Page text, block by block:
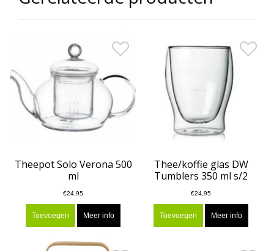
Theepot Solo Verona 500
ml
€24,95
Toevoegen Meer info
Thee/koffie glas DW
Tumblers 350 ml s/2
€24,95
Toevoegen Meer info